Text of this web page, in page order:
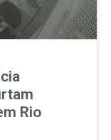
Rio